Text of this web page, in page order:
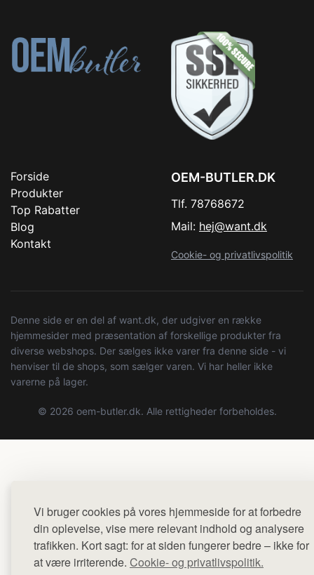
Vi bruger cookies på vores hjemmeside for at forbedre
din oplevelse, vise mere relevant indhold og analysere
trafikken. Kort sagt: for at siden fungerer bedre – ikke for
at være irriterende. Cookie- og privatlivspolitik.
Forside
Produkter
Top Rabatter
Blog
Kontakt
OEM-BUTLER.DK
Tlf. 78768672
Mail: hej@want.dk
Cookie- og privatlivspolitik
Denne side er en del af want.dk, der udgiver en række
hjemmesider med præsentation af forskellige produkter fra
diverse webshops. Der sælges ikke varer fra denne side - vi
henviser til de shops, som sælger varen. Vi har heller ikke
varerne på lager.
© 2026 oem-butler.dk. Alle rettigheder forbeholdes.